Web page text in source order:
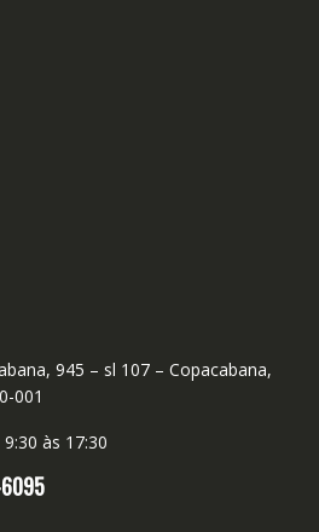
945 – sl 107 – Copacabana,
001
às 17:30